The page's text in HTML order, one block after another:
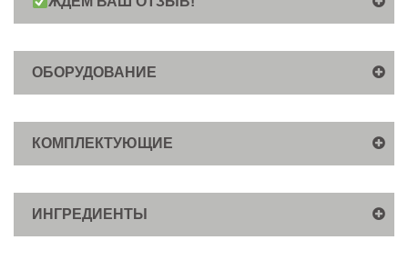
ОБОРУДОВАНИЕ
КОМПЛЕКТУЮЩИЕ
ИНГРЕДИЕНТЫ